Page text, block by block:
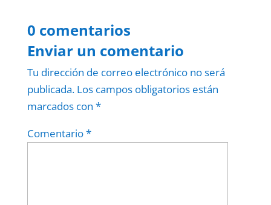
0 comentarios
Enviar un comentario
Tu dirección de correo electrónico no será
publicada. Los campos obligatorios están
marcados con *
Comentario*